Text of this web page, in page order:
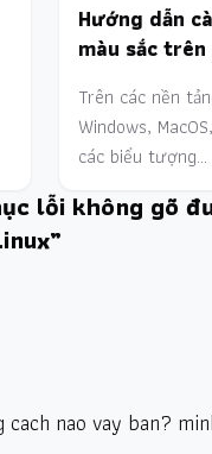
Hướng dẫn
màu sắc
Trên các nền
Windows,
các biểu tượng…
lỗi không gõ
nao vay ban?